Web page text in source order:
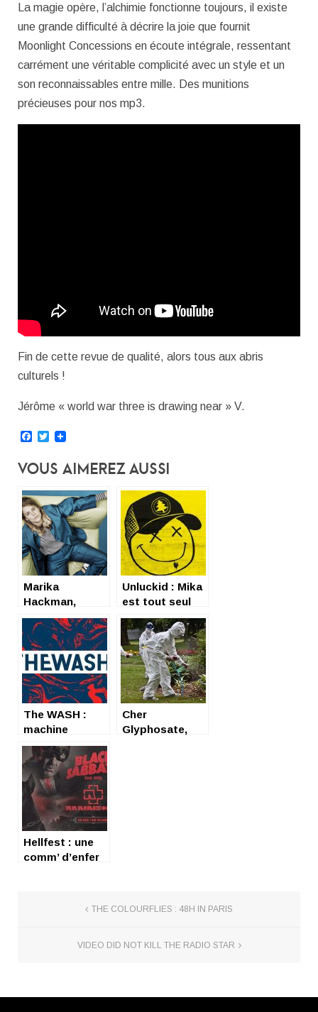
La magie opère, l’alchimie fonctionne toujours, il existe
une grande difficulté à décrire la joie que fournit
Moonlight Concessions en écoute intégrale, ressentant
carrément une véritable complicité avec un style et un
son reconnaissables entre mille. Des munitions
précieuses pour nos mp3.
Fin de cette revue de qualité, alors tous aux abris
culturels !
Jérôme « world war three is drawing near » V.
Facebook
Twitter
Vous Aimerez Aussi
Marika
Hackman,
Queen of
spleen
Unluckid : Mika
est tout seul
The WASH :
machine
créative
approuvée
Cher
Glyphosate,
Hellfest : une
comm’ d’enfer
THE COLOURFLIES : 48H IN PARIS
VIDEO DID NOT KILL THE RADIO STAR